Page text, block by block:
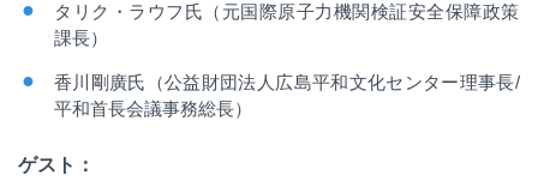
タリク・ラウフ氏（元国際原子力機関検証安全保障政策
課長）
香川剛廣氏（公益財団法人広島平和文化センター理事長/
平和首長会議事務総長）
ゲスト：